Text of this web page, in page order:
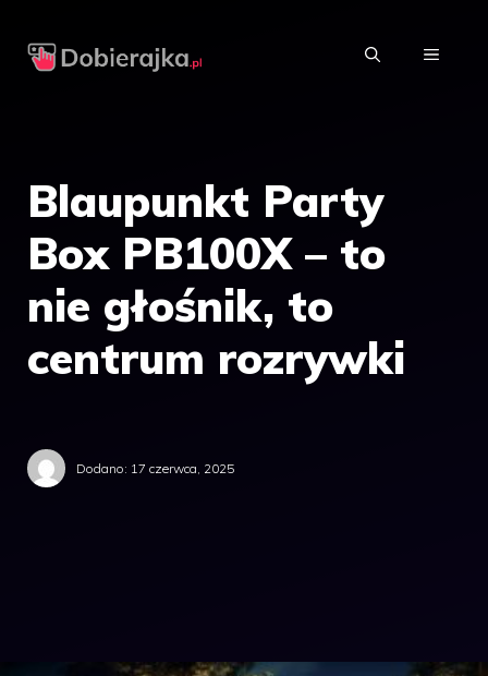
MENU
Blaupunkt Party
Box PB100X – to
nie głośnik, to
centrum rozrywki
Dodano: 17 czerwca, 2025